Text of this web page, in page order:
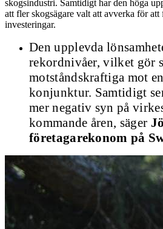
skogsindustri. Samtidigt har den höga
att fler skogsägare valt att avverka för att
investeringar.
Den upplevda
rekordnivåer, vilket gör
motståndskraftiga mot
konjunktur. Samtidigt
mer negativ syn på
kommande åren, säger
företagarekonom på